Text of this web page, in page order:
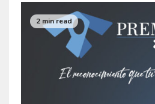
2 min read